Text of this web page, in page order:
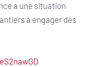
a une situation
à engager dès